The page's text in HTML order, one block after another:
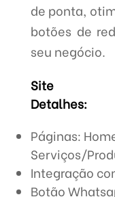
de ponta,
botões de
seu negócio.
Site
Detalhes:
Páginas:
Serviços/
Integração
Botão